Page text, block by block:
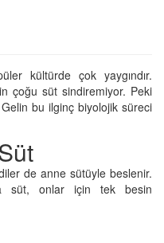
kültürde çok yaygındır.
çoğu süt sindiremiyor. Peki
bu ilginç biyolojik süreci
de anne sütüyle beslenir.
süt, onlar için tek besin